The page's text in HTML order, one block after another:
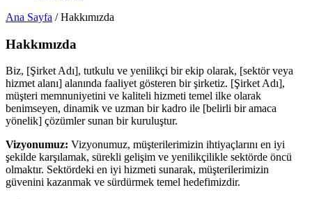
Ana Sayfa / Hakkımızda
Hakkımızda
Biz, [Şirket Adı], tutkulu ve yenilikçi bir ekip olarak, [sektör veya
hizmet alanı] alanında faaliyet gösteren bir şirketiz. [Şirket Adı],
müşteri memnuniyetini ve kaliteli hizmeti temel ilke olarak
benimseyen, dinamik ve uzman bir kadro ile [belirli bir amaca
yönelik] çözümler sunan bir kuruluştur.
Vizyonumuz: Vizyonumuz, müşterilerimizin ihtiyaçlarını en iyi
şekilde karşılamak, sürekli gelişim ve yenilikçilikle sektörde öncü
olmaktır. Sektördeki en iyi hizmeti sunarak, müşterilerimizin
güvenini kazanmak ve sürdürmek temel hedefimizdir.